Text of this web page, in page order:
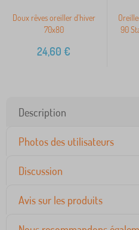
Doux rêves oreiller d'hiver
70x80
24,60 €
90
Description
Photos des utilisateurs
Discussion
Avis sur les produits